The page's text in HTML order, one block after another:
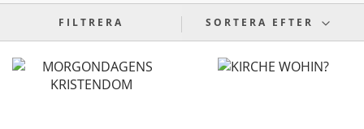
FILTRERA SORTERA EFTER